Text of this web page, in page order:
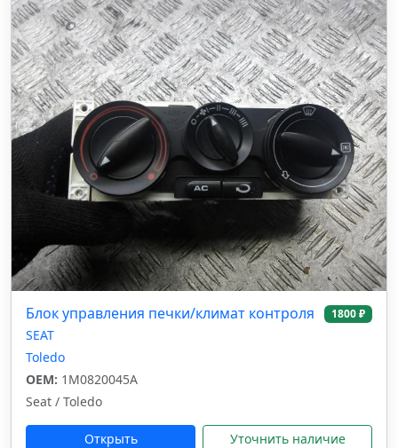
Блок управления печки/климат контроля 1800 ₽
SEAT
Toledo
OEM: 1M0820045A
Seat / Toledo
Открыть Уточнить наличие